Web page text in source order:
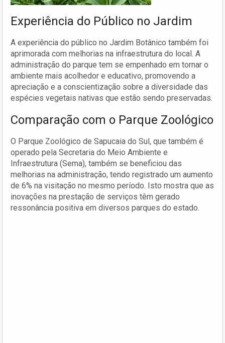
Experiência do Público no Jardim
A experiência do público no Jardim Botânico também foi
aprimorada com melhorias na infraestrutura do local. A
administração do parque tem se empenhado em tornar o
ambiente mais acolhedor e educativo, promovendo a
apreciação e a conscientização sobre a diversidade das
espécies vegetais nativas que estão sendo preservadas.
Comparação com o Parque Zoológico
O Parque Zoológico de Sapucaia do Sul, que também é
operado pela Secretaria do Meio Ambiente e
Infraestrutura (Sema), também se beneficiou das
melhorias na administração, tendo registrado um aumento
de 6% na visitação no mesmo período. Isto mostra que as
inovações na prestação de serviços têm gerado
ressonância positiva em diversos parques do estado.